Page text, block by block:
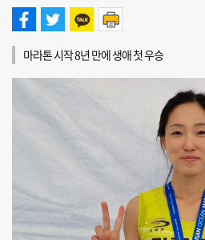
마라톤 시작 8년 만에 생애 첫 우승